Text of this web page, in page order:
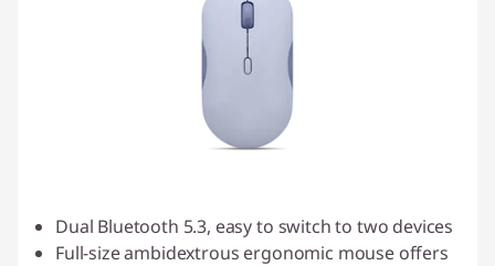
Dual Bluetooth 5.3, easy to switch to two devices
Full-size ambidextrous ergonomic mouse offers